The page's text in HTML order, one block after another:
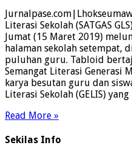
Literasi Sekolah (SATGAS
Jumat (15 Maret 2019)
halaman sekolah setempat,
puluhan guru. Tabloid
Semangat Literasi Generasi
karya besutan guru dan
Literasi Sekolah (GELIS)
Read More »
Sekilas Info